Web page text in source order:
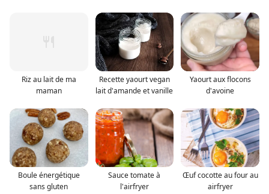
Riz au lait de ma
maman
Recette yaourt vegan
lait d'amande et vanille
Yaourt aux flocons
d'avoine
Boule énergétique
sans gluten
Sauce tomate à
l'airfryer
Œuf cocotte au four au
airfryer